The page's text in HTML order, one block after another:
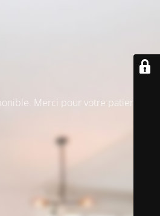
Merci pour votre patience !